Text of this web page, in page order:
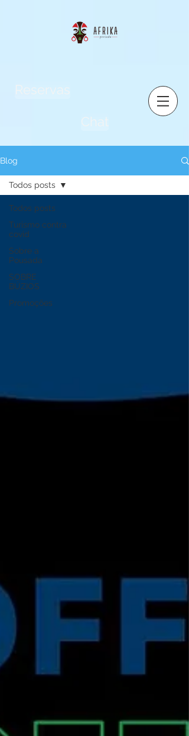
Reservas
Chat
Blog
Todos posts
Turismo contra
covid
Sobre a
Pousada
SOBRE
BÚZIOS
Promoções
Todos posts